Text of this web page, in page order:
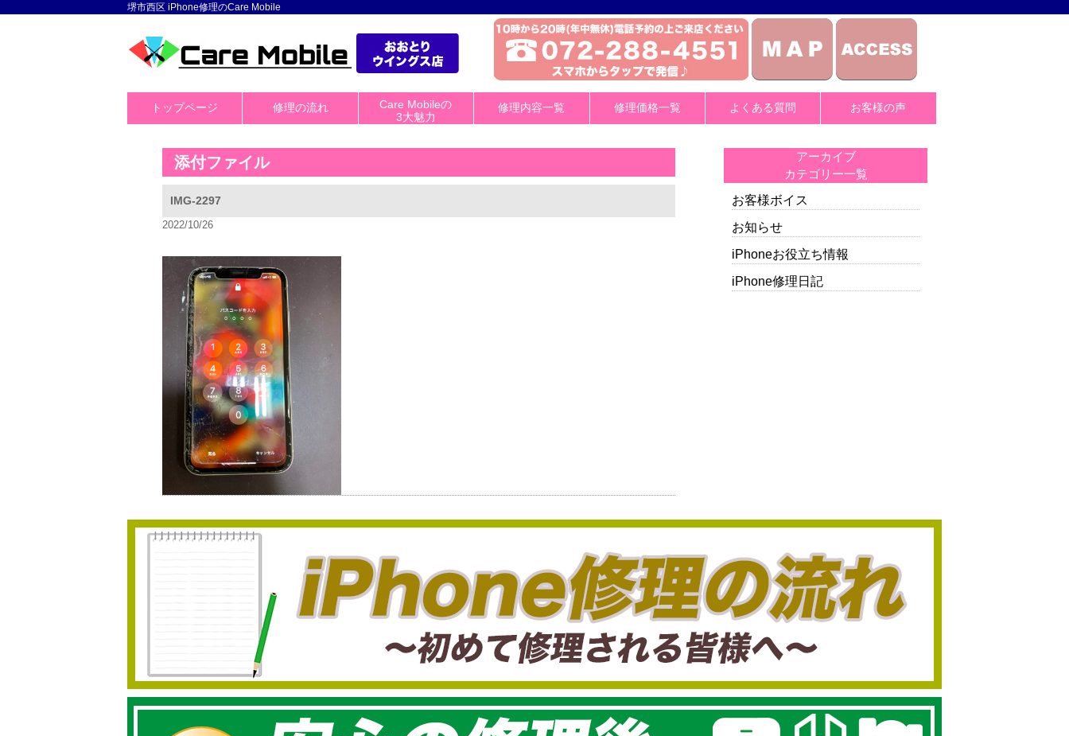
堺市西区 iPhone修理のCare Mobile
トップページ 修理の流れ
Care Mobileの
3大魅力
修理内容一覧 修理価格一覧 よくある質問 お客様の声
添付ファイル
IMG-2297
2022/10/26
アーカイブ
カテゴリー一覧
お客様ボイス
お知らせ
iPhoneお役立ち情報
iPhone修理日記